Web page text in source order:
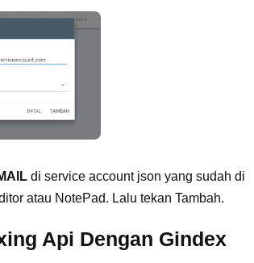
di service account json yang sudah di
atau NotePad. Lalu tekan Tambah.
Api Dengan Gindex